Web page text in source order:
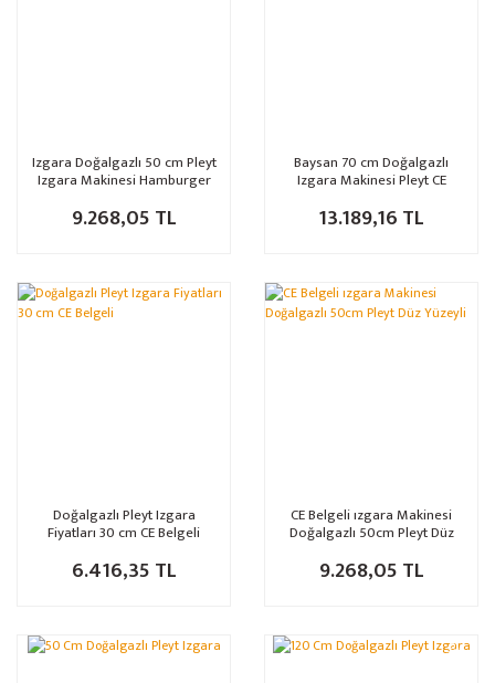
Izgara Doğalgazlı 50 cm Pleyt
Izgara Makinesi Hamburger
9.268,05 TL
Baysan 70 cm Doğalgazlı
Izgara Makinesi Pleyt CE
13.189,16 TL
Doğalgazlı Pleyt Izgara
Fiyatları 30 cm CE Belgeli
6.416,35 TL
CE Belgeli ızgara Makinesi
Doğalgazlı 50cm Pleyt Düz
9.268,05 TL
%7